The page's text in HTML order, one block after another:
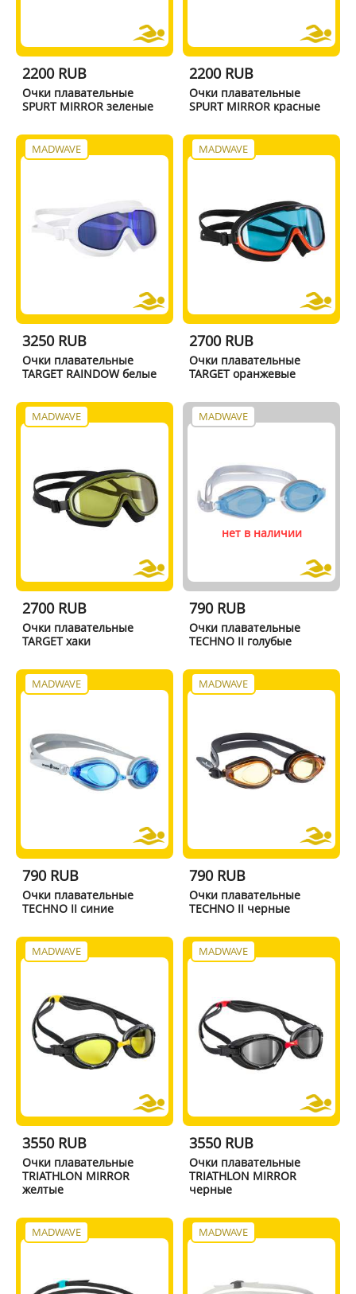
2200 RUB
Очки плавательные
SPURT MIRROR зеленые
2200 RUB
Очки плавательные
SPURT MIRROR красные
MADWAVE
3250 RUB
Очки плавательные
TARGET RAINDOW белые
MADWAVE
2700 RUB
Очки плавательные
TARGET оранжевые
MADWAVE
2700 RUB
Очки плавательные
TARGET хаки
MADWAVE
нет в наличии
790 RUB
Очки плавательные
TECHNO II голубые
MADWAVE
790 RUB
Очки плавательные
TECHNO II синие
MADWAVE
790 RUB
Очки плавательные
TECHNO II черные
MADWAVE
3550 RUB
Очки плавательные
TRIATHLON MIRROR
желтые
MADWAVE
3550 RUB
Очки плавательные
TRIATHLON MIRROR
черные
MADWAVE MADWAVE